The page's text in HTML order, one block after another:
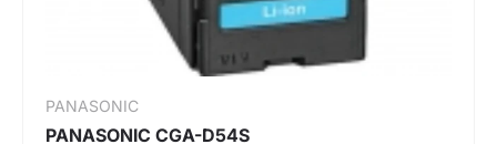
PANASONIC
PANASONIC CGA-D54S